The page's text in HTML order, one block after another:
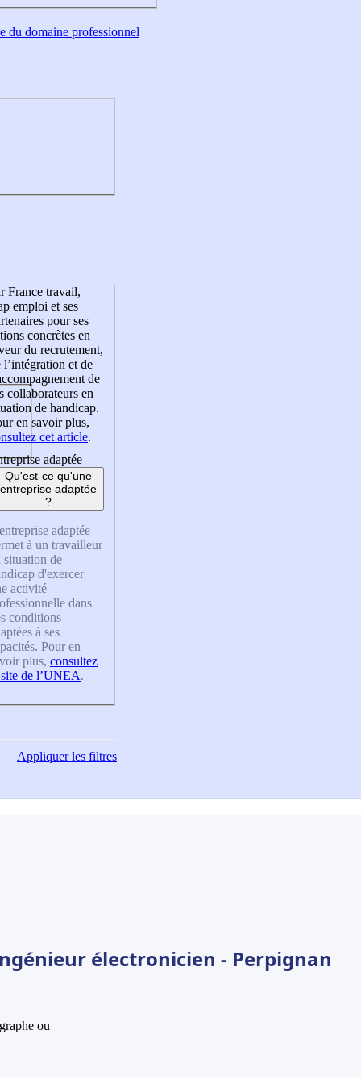
du domaine professionnel
France travail,
emploi et ses
pour ses
concrètes en
du recrutement,
l’intégration et de
de
collaborateurs en
de handicap.
en savoir plus,
cet article.
adaptée
Qu'est-ce qu'une
entreprise adaptée
?
adaptée
à un travailleur
situation de
d'exercer
activité
dans
conditions
à ses
Pour en
plus, consultez
de l’UNEA.
Appliquerles filtres
électronicien - Perpignan
ou